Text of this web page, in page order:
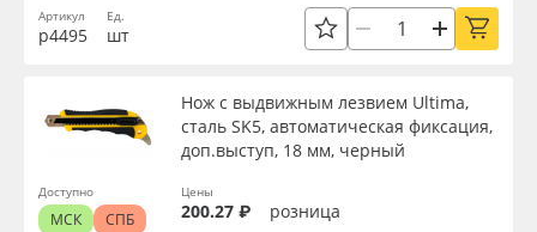
Артикул
р4495
Ед.
шт
Нож с выдвижным лезвием Ultima,
сталь SK5, автоматическая фиксация,
доп.выступ, 18 мм, черный
Цены
200.27 ₽ розница
Доступно
МСК
СПБ